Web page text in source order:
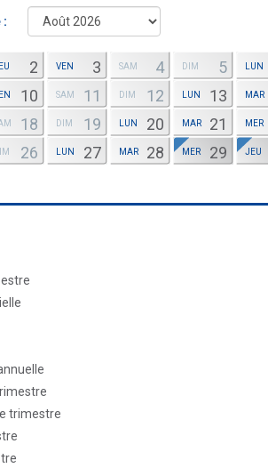
:
2 VEN 3 SAM 4 DIM 5 LUN
10 SAM 11 DIM 12 LUN 13 MAR
18 DIM 19 LUN 20 MAR 21 MER
26 LUN 27 MAR 28 MER 29 JEU
trimestre